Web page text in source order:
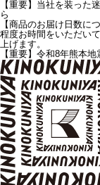
【重要】当社を装っ
ら
【商品のお届け日数に
程度お時間をいただい
上げます。
【重要】令和8年熊本